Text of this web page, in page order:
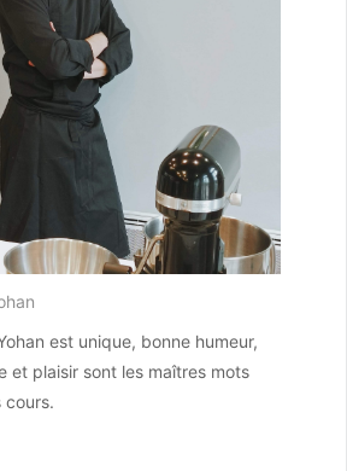
est unique, bonne humeur,
et plaisir sont les maîtres mots
cours.